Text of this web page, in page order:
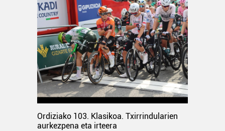
Ordiziako 103. Klasikoa. Txirrindularien
aurkezpena eta irteera